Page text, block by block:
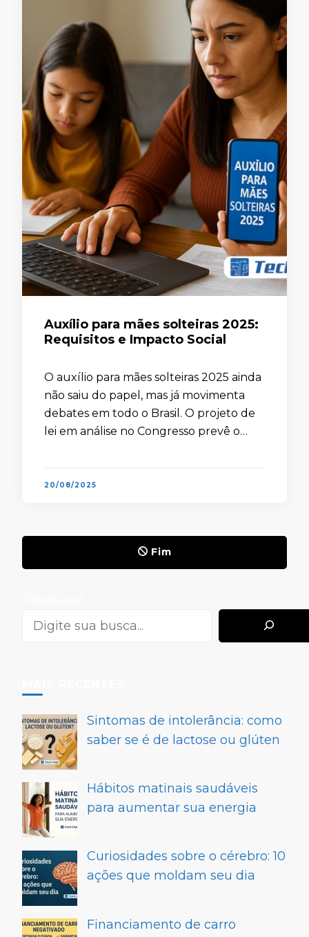
Auxílio para mães solteiras 2025:
Requisitos e Impacto Social
O auxílio para mães solteiras 2025 ainda
não saiu do papel, mas já movimenta
debates em todo o Brasil. O projeto de
lei em análise no Congresso prevê o
20/08/2025
Fim
Sintomas de intolerância: como
saber se é de lactose ou glúten
Hábitos matinais saudáveis
para aumentar sua energia
Curiosidades sobre o cérebro: 10
ações que moldam seu dia
Financiamento de carro